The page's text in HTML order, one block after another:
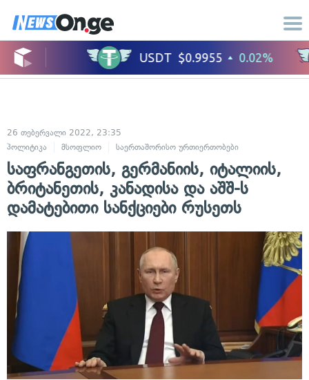
26 თებერვალი 2022, 23:35
პოლიტიკა
მსოფლიო საერთაშორისო ურთიერთობები
საფრანგეთის, გერმანიის, იტალიის,
ბრიტანეთის, კანადისა და აშშ-ს
დამატებითი სანქციები რუსეთს